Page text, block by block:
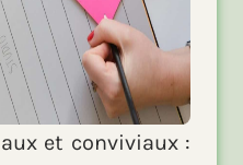
et conviviaux :